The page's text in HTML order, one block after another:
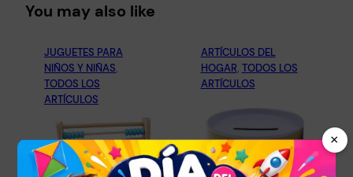
×
You may also like
JUGUETES PARA
NIÑOS Y NIÑAS
TODOS LOS
ARTÍCULOS
ARTÍCULOS DEL
HOGAR, TODOS LOS
ARTÍCULOS